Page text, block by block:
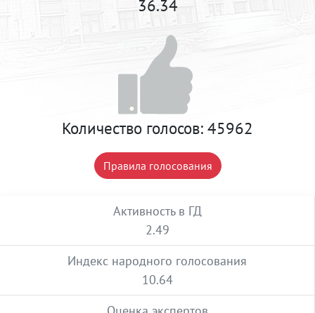
36.34
Количество голосов: 45962
Правила голосования
Активность в ГД
2.49
Индекс народного голосования
10.64